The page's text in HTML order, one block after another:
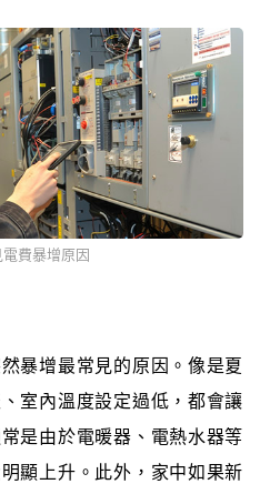
費暴增原因
暴增最常見的原因。像是夏
室內溫度設定過低，都會讓
是由於電暖器、電熱水器等
顯上升。此外，家中如果新